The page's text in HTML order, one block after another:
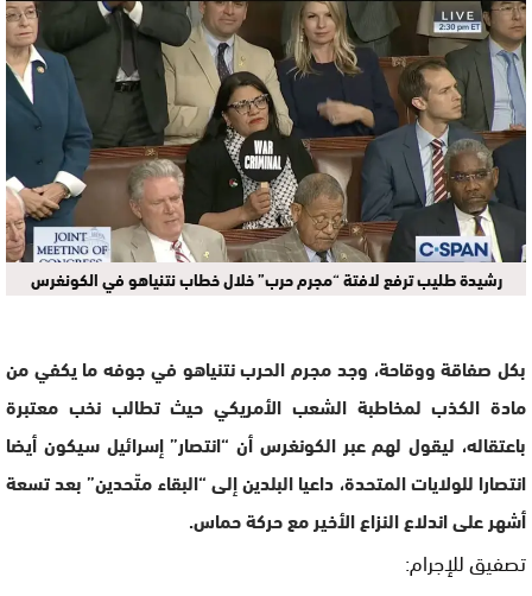
رشيدة طليب ترفع لافتة “مجرم حرب” خلال خطاب نتنياهو في الكونغرس
بكل صفاقة ووقاحة، وجد مجرم الحرب نتنياهو في جوفه ما يكفي من
مادة الكذب لمخاطبة الشعب الأمريكي حيث تطالب نخب معتبرة
باعتقاله، ليقول لهم عبر الكونغرس أن “انتصار” إسرائيل سيكون أيضا
انتصارا للولايات المتحدة، داعيا البلدين إلى “البقاء متّحدين” بعد تسعة
أشهر على اندلاع النزاع الأخير مع حركة حماس.
تصفيق للإجرام: